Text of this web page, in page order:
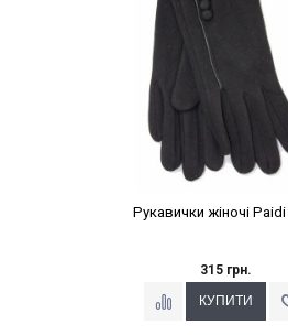
Рукавички жіночі
315 грн.